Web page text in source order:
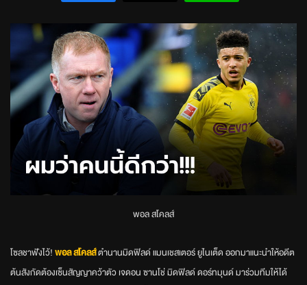
พอล สโคลส์
โซลชาฟังไว้!พอล สโคลส์ตำนานมิดฟิลด์ แมนเชสเตอร์ ยูไนเต็ด ออกมาแนะนำให้อดีต
ต้นสังกัดต้องเซ็นสัญญาคว้าตัว เจดอน ซานโช่ มิดฟิลด์ ดอร์ทมุนด์ มาร่วมทีมให้ได้